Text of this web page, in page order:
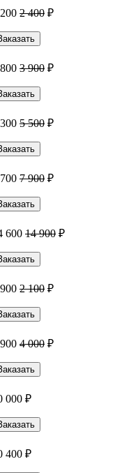
2 400 ₽
3 900 ₽
5 500 ₽
7 900 ₽
600 14 900 ₽
2 100 ₽
4 000 ₽
000 ₽
400 ₽